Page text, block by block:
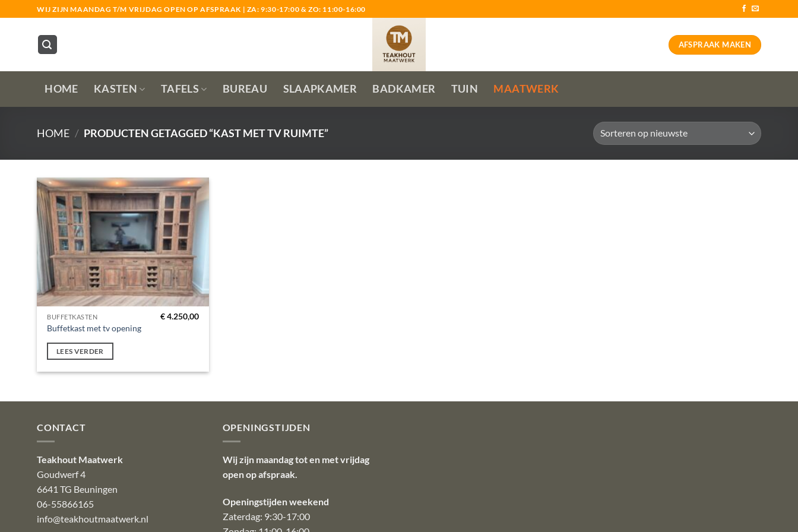
naar
WIJ ZIJN MAANDAG T/M VRIJDAG OPEN OP AFSPRAAK | ZA: 9:30-17:00 & ZO: 11:00-16:00
AFSPRAAK MAKEN
HOME KASTEN TAFELS BUREAU SLAAPKAMER BADKAMER TUIN MAATWERK
HOME / PRODUCTEN GETAGGED “KAST MET TV RUIMTE”
BUFFETKASTEN
Buffetkast met tv opening
€4.250,00
LEES VERDER
CONTACT
Teakhout Maatwerk
Goudwerf 4
6641 TG Beuningen
06-55866165
info@teakhoutmaatwerk.nl
OPENINGSTIJDEN
Wij zijn maandag tot en met vrijdag
open op afspraak.
Openingstijden weekend
Zaterdag: 9:30-17:00